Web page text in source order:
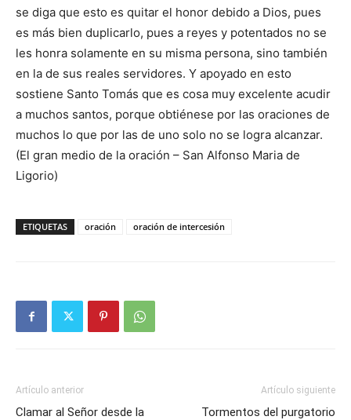
se diga que esto es quitar el honor debido a Dios, pues
es más bien duplicarlo, pues a reyes y potentados no se
les honra solamente en su misma persona, sino también
en la de sus reales servidores. Y apoyado en esto
sostiene Santo Tomás que es cosa muy excelente acudir
a muchos santos, porque obtiénese por las oraciones de
muchos lo que por las de uno solo no se logra alcanzar.
(El gran medio de la oración – San Alfonso Maria de
Ligorio)
ETIQUETAS oración oración de intercesión
Artículo anterior
Clamar al Señor desde la
Artículo siguiente
Tormentos del purgatorio